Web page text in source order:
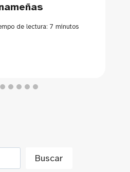
de lectura: 7 minutos
Buscar